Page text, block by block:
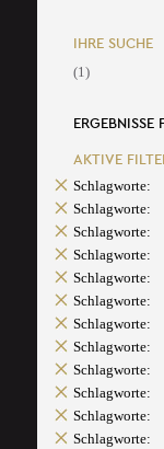
IHRE SUCHE
(1)
ERGEBNISSE
AKTIVE
Schlagworte:
Schlagworte:
Schlagworte:
Schlagworte:
Schlagworte:
Schlagworte:
Schlagworte:
Schlagworte:
Schlagworte:
Schlagworte:
Schlagworte:
Schlagworte: